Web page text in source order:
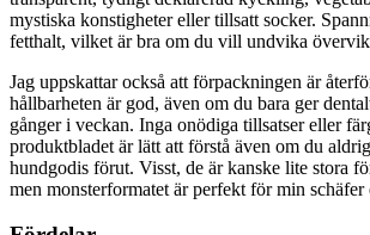
mystiska konstigheter eller tillsatt socker.
fetthalt, vilket är bra om du vill undvika
Jag uppskattar också att förpackningen är
hållbarheten är god, även om du bara ger
gånger i veckan. Inga onödiga tillsatser eller
produktbladet är lätt att förstå även om du
hundgodis förut. Visst, de är kanske lite stora
men monsterformatet är perfekt för min schäfer